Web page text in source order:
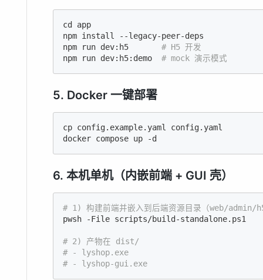
cd
app
npm install --legacy-peer-deps
npm run dev:h5 # H5 开发
npm run dev:h5:demo # mock 演示模式
5. Docker 一键部署
cp config.example.yaml config.yaml
docker compose up -d
6. 本机单机（内嵌前端 + GUI 壳）
# 1) 构建前端并嵌入到后端资源目录（web/admin/
pwsh -File scripts/build-standalone.ps1
# 2) 产物在 dist/
# - lyshop.exe
# - lyshop-gui.exe